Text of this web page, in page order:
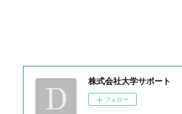
株式会社大学サポート
フォロー